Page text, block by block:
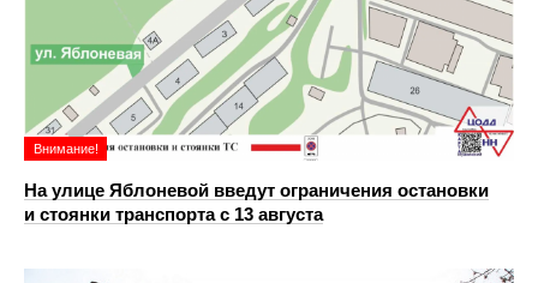
Внимание!
На улице Яблоневой введут ограничения остановки
и стоянки транспорта с 13 августа